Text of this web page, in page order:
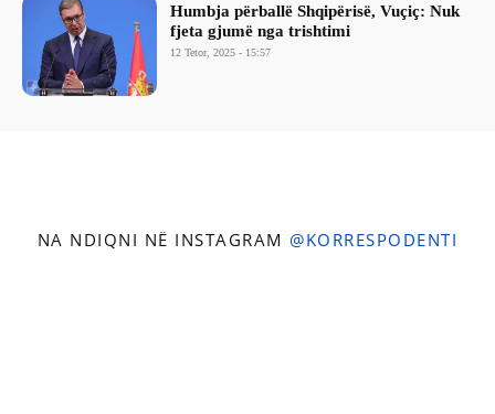
Humbja përballë Shqipërisë, Vuçiç: Nuk
fjeta gjumë nga trishtimi
12 Tetor, 2025 - 15:57
NA NDIQNI NË INSTAGRAM @KORRESPODENTI